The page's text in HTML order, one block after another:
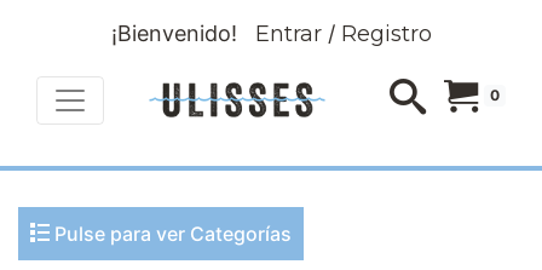
¡Bienvenido! Entrar/ Registro
0
Pulse para ver Categorías